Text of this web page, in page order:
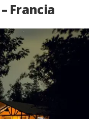
– Francia